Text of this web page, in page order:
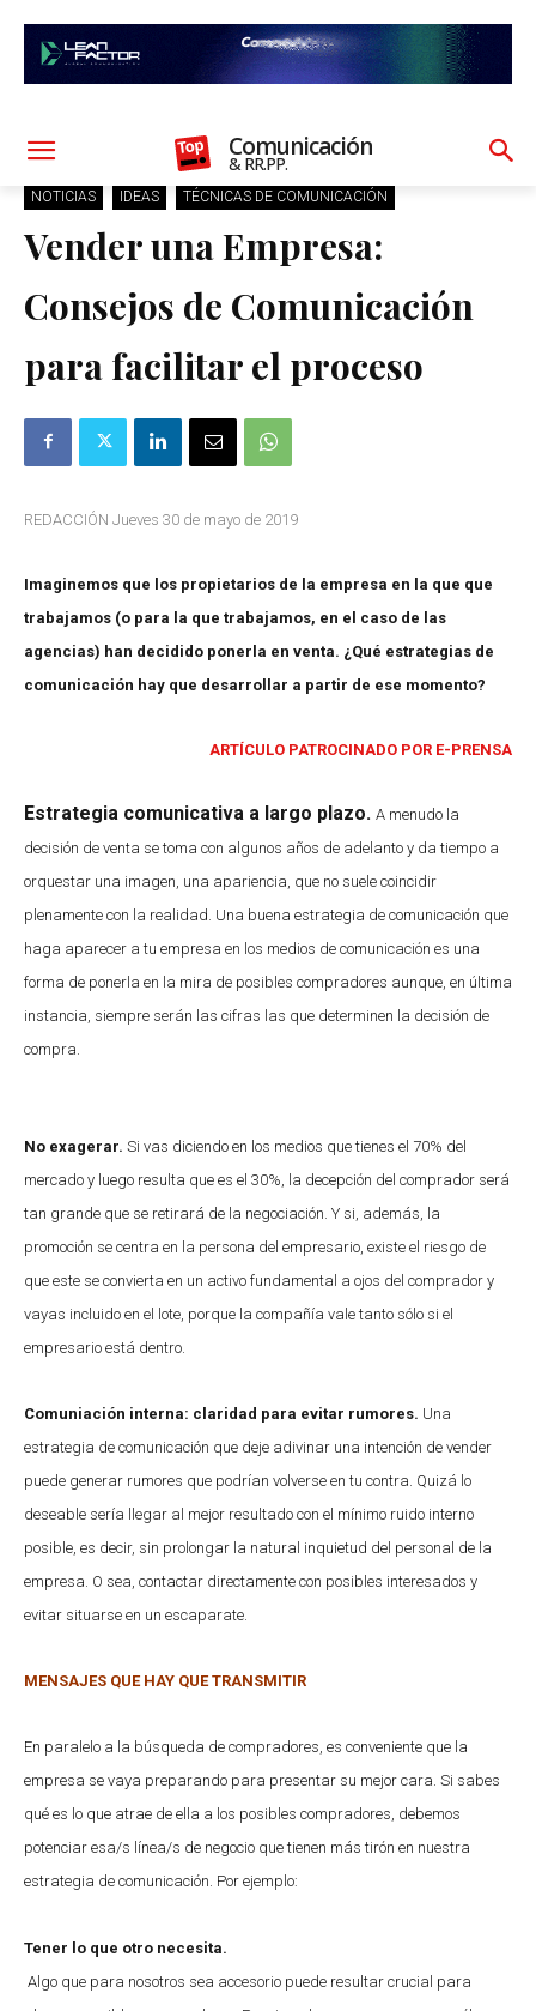
Comunicación
& RR.PP.
NOTICIAS IDEAS TÉCNICAS DE COMUNICACIÓN
Vender una Empresa:
Consejos de Comunicación
para facilitar el proceso
REDACCIÓN Jueves 30 de mayo de 2019
Imaginemos que los propietarios de la empresa en la que que
trabajamos (o para la que trabajamos, en el caso de las
agencias) han decidido ponerla en venta. ¿Qué estrategias de
comunicación hay que desarrollar a partir de ese momento?
ARTÍCULO PATROCINADO POR E-PRENSA
Estrategia comunicativa a largo plazo. A menudo la
decisión de venta se toma con algunos años de adelanto y da tiempo a
orquestar una imagen, una apariencia, que no suele coincidir
plenamente con la realidad. Una buena estrategia de comunicación que
haga aparecer a tu empresa en los medios de comunicación es una
forma de ponerla en la mira de posibles compradores aunque, en última
instancia, siempre serán las cifras las que determinen la decisión de
compra.
No exagerar. Si vas diciendo en los medios que tienes el 70% del
mercado y luego resulta que es el 30%, la decepción del comprador será
tan grande que se retirará de la negociación. Y si, además, la
promoción se centra en la persona del empresario, existe el riesgo de
que este se convierta en un activo fundamental a ojos del comprador y
vayas incluido en el lote, porque la compañía vale tanto sólo si el
empresario está dentro.
Comuniación interna: claridad para evitar rumores. Una
estrategia de comunicación que deje adivinar una intención de vender
puede generar rumores que podrían volverse en tu contra. Quizá lo
deseable sería llegar al mejor resultado con el mínimo ruido interno
posible, es decir, sin prolongar la natural inquietud del personal de la
empresa. O sea, contactar directamente con posibles interesados y
evitar situarse en un escaparate.
MENSAJES QUE HAY QUE TRANSMITIR
En paralelo a la búsqueda de compradores, es conveniente que la
empresa se vaya preparando para presentar su mejor cara. Si sabes
qué es lo que atrae de ella a los posibles compradores, debemos
potenciar esa/s línea/s de negocio que tienen más tirón en nuestra
estrategia de comunicación. Por ejemplo:
Tener lo que otro necesita.
Algo que para nosotros sea accesorio puede resultar crucial para